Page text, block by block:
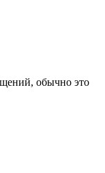
обычно это